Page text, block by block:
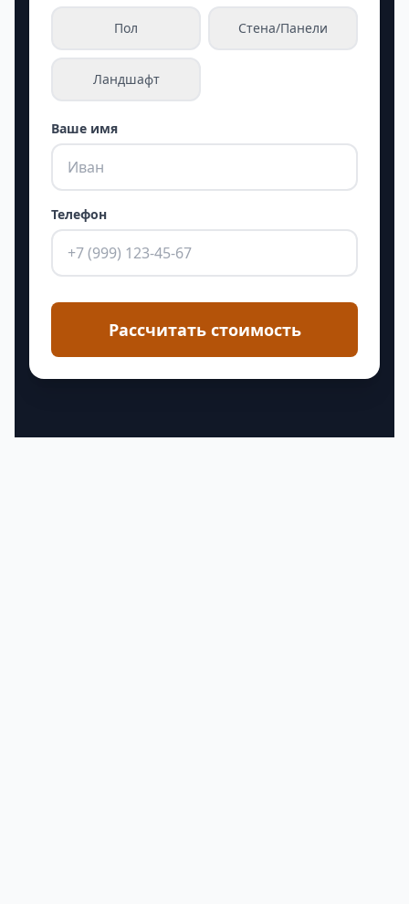
Пол Стена/Панели
Ландшафт
Ваше имя
Телефон
Рассчитать стоимость